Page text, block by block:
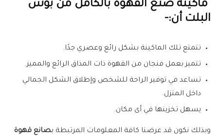
ماكينة صنع القهوة بالكامل من بوش
البلت أن:-
تتمتع تلك الماكينة بشكل رائع وعصري جدًا.
تتميز بعمل فنجان من القهوة ذات المذاق الرائع والمميز.
تساعد في توفير الراحة للشخص وإطلاق الشكل الجمالي
داخل المنزل.
يسهل تخزينها في أى مكان.
وبذلك نكون قد عرضنا كافة المعلومات المرتبطة بصانع قهوة